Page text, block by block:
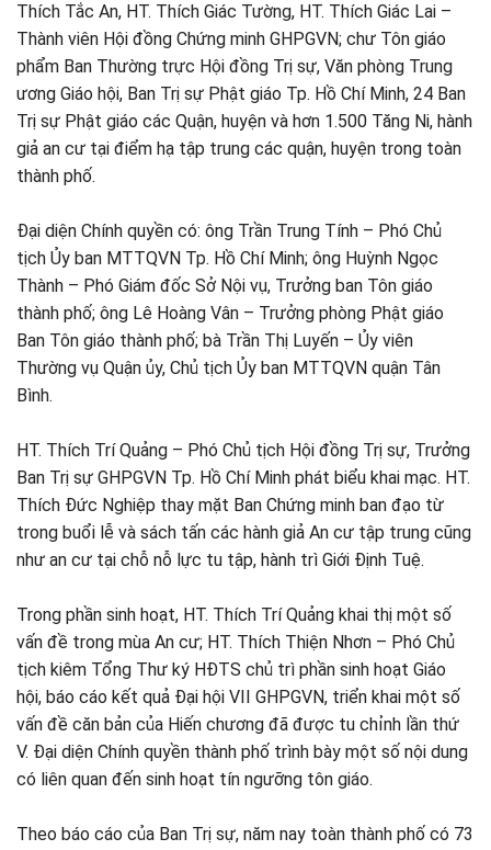
Thích Tắc An, HT. Thích Giác Tường, HT. Thích Giác Lai –
Thành viên Hội đồng Chứng minh GHPGVN; chư Tôn giáo
phẩm Ban Thường trực Hội đồng Trị sự, Văn phòng Trung
ương Giáo hội, Ban Trị sự Phật giáo Tp. Hồ Chí Minh, 24 Ban
Trị sự Phật giáo các Quận, huyện và hơn 1.500 Tăng Ni, hành
giả an cư tại điểm hạ tập trung các quận, huyện trong toàn
thành phố.
Đại diện Chính quyền có: ông Trần Trung Tính – Phó Chủ
tịch Ủy ban MTTQVN Tp. Hồ Chí Minh; ông Huỳnh Ngọc
Thành – Phó Giám đốc Sở Nội vụ, Trưởng ban Tôn giáo
thành phố; ông Lê Hoàng Vân – Trưởng phòng Phật giáo
Ban Tôn giáo thành phố; bà Trần Thị Luyến – Ủy viên
Thường vụ Quận ủy, Chủ tịch Ủy ban MTTQVN quận Tân
Bình.
HT. Thích Trí Quảng – Phó Chủ tịch Hội đồng Trị sự, Trưởng
Ban Trị sự GHPGVN Tp. Hồ Chí Minh phát biểu khai mạc. HT.
Thích Đức Nghiệp thay mặt Ban Chứng minh ban đạo từ
trong buổi lễ và sách tấn các hành giả An cư tập trung cũng
như an cư tại chỗ nỗ lực tu tập, hành trì Giới Định Tuệ.
Trong phần sinh hoạt, HT. Thích Trí Quảng khai thị một số
vấn đề trong mùa An cư; HT. Thích Thiện Nhơn – Phó Chủ
tịch kiêm Tổng Thư ký HĐTS chủ trì phần sinh hoạt Giáo
hội, báo cáo kết quả Đại hội VII GHPGVN, triển khai một số
vấn đề căn bản của Hiến chương đã được tu chỉnh lần thứ
V. Đại diện Chính quyền thành phố trình bày một số nội dung
có liên quan đến sinh hoạt tín ngưỡng tôn giáo.
Theo báo cáo của Ban Trị sự, năm nay toàn thành phố có 73